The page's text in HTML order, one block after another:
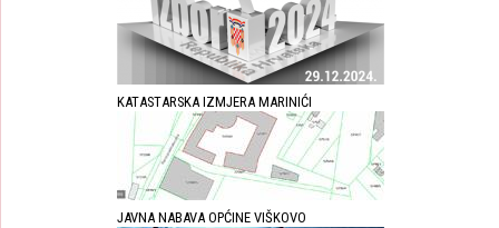
KATASTARSKA IZMJERA MARINIĆI
JAVNA NABAVA OPĆINE VIŠKOVO